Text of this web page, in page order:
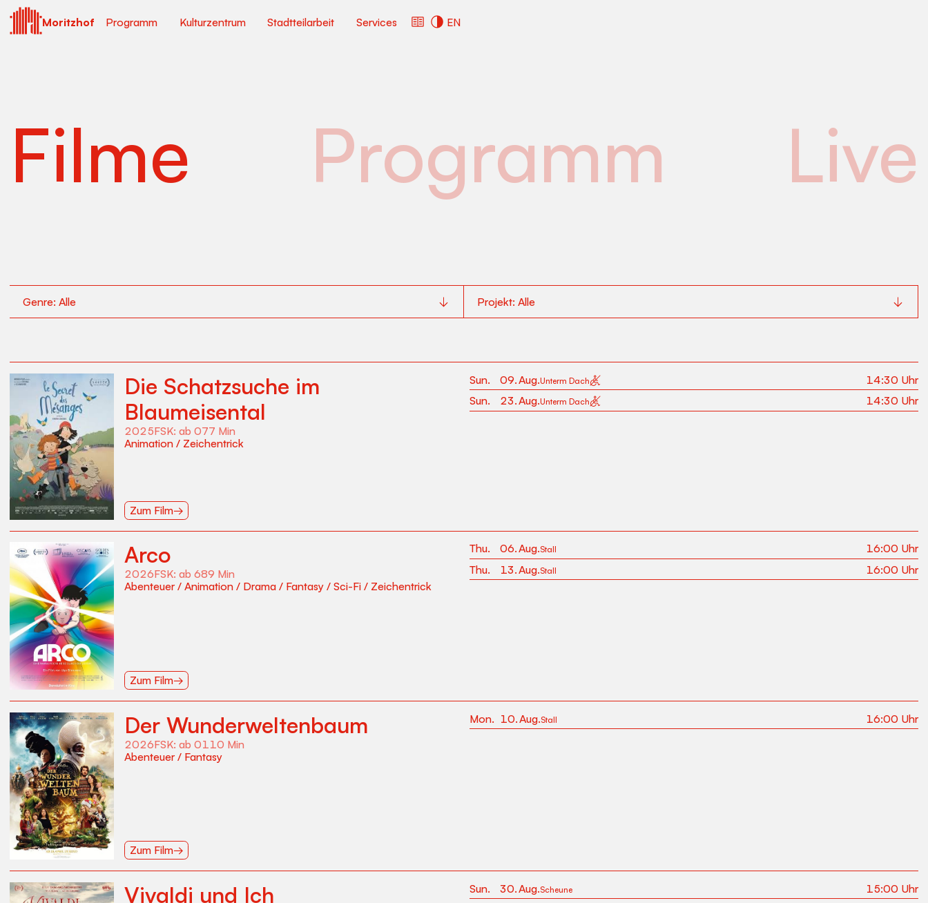
Moritzhof Programm Kulturzentrum Stadtteilarbeit Services EN
Programm Live
Filme
Genre: Alle Projekt: Alle
Die Schatzsuche im
Blaumeisental
2025FSK: ab 077 Min
Animation / Zeichentrick
Zum Film→
Sun. 09.Aug.Unterm Dach 14:30 Uhr
Sun. 23.Aug.Unterm Dach 14:30 Uhr
Arco
2026FSK: ab 689 Min
Abenteuer /Animation / Drama / Fantasy /Sci-Fi / Zeichentrick
Zum Film→
Thu. 06.Aug.Stall 16:00 Uhr
Thu. 13.Aug.Stall 16:00 Uhr
Der Wunderweltenbaum
2026FSK: ab 0110 Min
Abenteuer / Fantasy
Zum Film→
Mon. 10.Aug.Stall 16:00 Uhr
Vivaldi und Ich Sun. 30.Aug.Scheune 15:00 Uhr